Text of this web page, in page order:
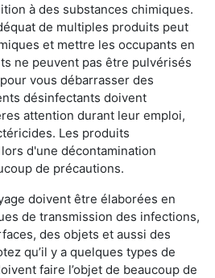
à des substances chimiques.
de multiples produits peut
et mettre les occupants en
ne peuvent pas être pulvérisés
vous débarrasser des
désinfectants doivent
attention durant leur emploi,
Les produits
d'une décontamination
de précautions.
doivent être élaborées en
de transmission des infections,
des objets et aussi des
qu’il y a quelques types de
faire l’objet de beaucoup de